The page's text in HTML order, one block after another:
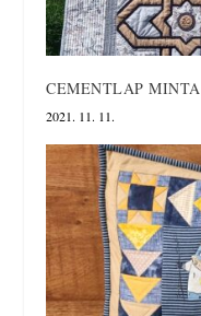
CEMENTLAP MINTA
2021. 11. 11.